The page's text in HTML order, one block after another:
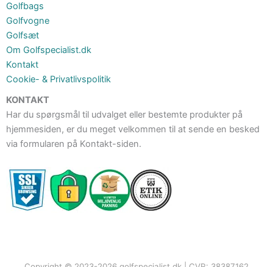
Golfbags
Golfvogne
Golfsæt
Om Golfspecialist.dk
Kontakt
Cookie- & Privatlivspolitik
KONTAKT
Har du spørgsmål til udvalget eller bestemte produkter på
hjemmesiden, er du meget velkommen til at sende en besked
via formularen på Kontakt-siden.